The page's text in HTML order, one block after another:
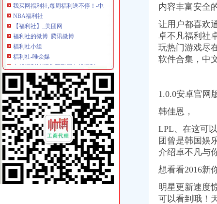
NBA福利社
【福利社】_美团网
福利社的微博_腾讯微博
福利社小组
福利社-唯众媒
在线福利社|汇集互联网在线福利
福利社_百度百科
福利社吧
精品福利社|只为精品专注精品
福利社
福利社
600伊人福利社
在线福利社zxfuli
福利社
500宅男福利社
免费zxfuli福利社影院
全民福利社--免费提供全国各公司福委会等单位的公开平台
福利社-每天千款优惠券秒,一折限时疯抢！-福利社
内容丰富安全
让用户都喜欢
卓不凡福利社
玩热门游戏尽
软件合集，中
1.0.0安卓官网
韩佳恩，
LPL、在这可
团曾是韩国娱
介绍卓不凡与
想看看2016新
明星更新速度
可以看到哦！